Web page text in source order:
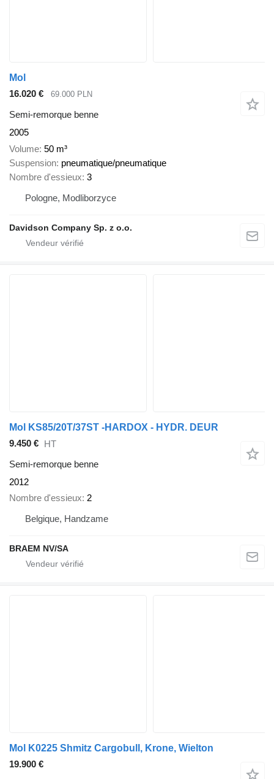
Mol
16.020 €
69.000 PLN
Semi-remorque benne
2005
Volume 50 m³
Suspension pneumatique/pneumatique
Nombre d'essieux 3
Pologne, Modliborzyce
Davidson Company Sp. z o.o.
Mol KS85/20T/37ST -HARDOX - HYDR. DEUR
9.450 € HT
Semi-remorque benne
2012
Nombre d'essieux 2
Belgique, Handzame
BRAEM NV/SA
Mol K0225 Shmitz Cargobull, Krone, Wielton
19.900 €